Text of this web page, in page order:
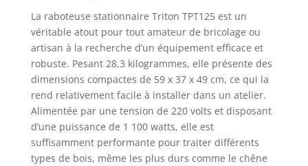
les pièces
volumineuses Le
disjoncteur offre une
sécurité électrique
optimale
La raboteuse stationnaire Triton TPT125 est un
véritable atout pour tout amateur de bricolage ou
artisan à la recherche d’un équipement efficace et
robuste. Pesant 28,3 kilogrammes, elle présente des
dimensions compactes de 59 x 37 x 49 cm, ce qui la
rend relativement facile à installer dans un atelier.
Alimentée par une tension de 220 volts et disposant
d’une puissance de 1 100 watts, elle est
suffisamment performante pour traiter différents
types de bois, même les plus durs comme le chêne